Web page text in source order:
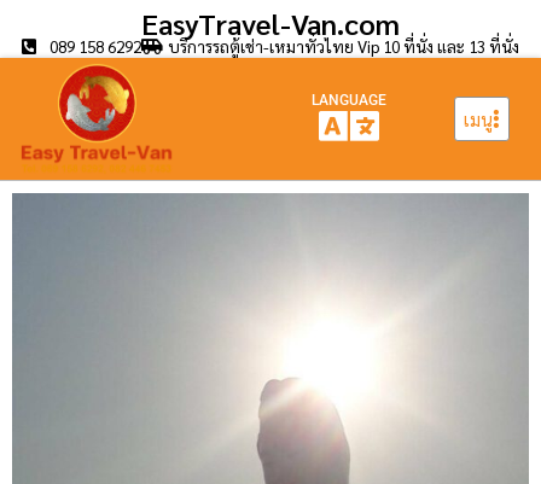
EasyTravel-Van.com
089 158 6292 บริการรถตู้เช่า-เหมาทั่วไทย Vip 10 ที่นั่ง และ 13 ที่นั่ง
เมนู
LANGUAGE